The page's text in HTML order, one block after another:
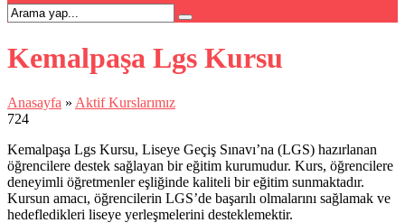
Kemalpaşa Lgs Kursu
Anasayfa » Aktif Kurslarımız
724
Kemalpaşa Lgs Kursu, Liseye Geçiş Sınavı’na (LGS) hazırlanan
öğrencilere destek sağlayan bir eğitim kurumudur. Kurs, öğrencilere
deneyimli öğretmenler eşliğinde kaliteli bir eğitim sunmaktadır.
Kursun amacı, öğrencilerin LGS’de başarılı olmalarını sağlamak ve
hedefledikleri liseye yerleşmelerini desteklemektir.